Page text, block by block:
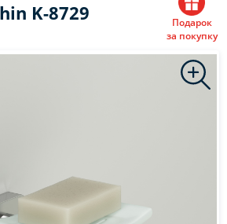
K-8729
Подарок
за покупку